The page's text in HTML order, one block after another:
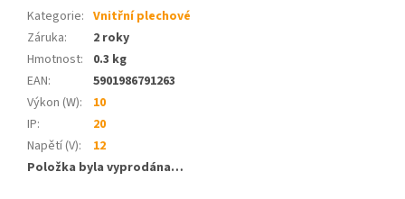
Kategorie: Vnitřní plechové
Záruka:
2 roky
Hmotnost:
0.3 kg
EAN:
5901986791263
Výkon (W):
10
IP:
20
Napětí (V):
12
Položka byla vyprodána…